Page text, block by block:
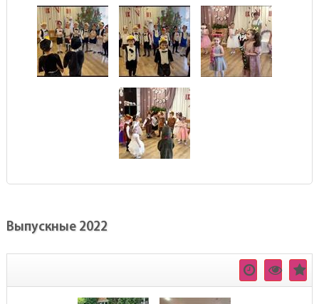
Выпускные 2022